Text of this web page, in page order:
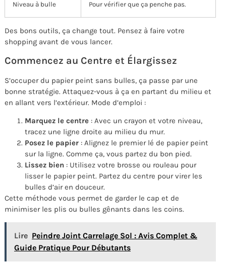
Niveau à bulle Pour vérifier que ça penche pas.
Des bons outils, ça change tout. Pensez à faire votre
shopping avant de vous lancer.
Commencez au Centre et Élargissez
S’occuper du papier peint sans bulles, ça passe par une
bonne stratégie. Attaquez-vous à ça en partant du milieu et
en allant vers l’extérieur. Mode d’emploi :
Marquez le centre : Avec un crayon et votre niveau,
tracez une ligne droite au milieu du mur.
Posez le papier : Alignez le premier lé de papier peint
sur la ligne. Comme ça, vous partez du bon pied.
Lissez bien : Utilisez votre brosse ou rouleau pour
lisser le papier peint. Partez du centre pour virer les
bulles d’air en douceur.
Cette méthode vous permet de garder le cap et de
minimiser les plis ou bulles gênants dans les coins.
Lire Peindre Joint Carrelage Sol : Avis Complet &
Guide Pratique Pour Débutants